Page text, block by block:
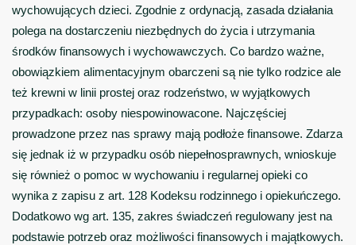
wychowujących dzieci. Zgodnie z ordynacją, zasada działania
polega na dostarczeniu niezbędnych do życia i utrzymania
środków finansowych i wychowawczych. Co bardzo ważne,
obowiązkiem alimentacyjnym obarczeni są nie tylko rodzice ale
też krewni w linii prostej oraz rodzeństwo, w wyjątkowych
przypadkach: osoby niespowinowacone. Najczęściej
prowadzone przez nas sprawy mają podłoże finansowe. Zdarza
się jednak iż w przypadku osób niepełnosprawnych, wnioskuje
się również o pomoc w wychowaniu i regularnej opieki co
wynika z zapisu z art. 128 Kodeksu rodzinnego i opiekuńczego.
Dodatkowo wg art. 135, zakres świadczeń regulowany jest na
podstawie potrzeb oraz możliwości finansowych i majątkowych.